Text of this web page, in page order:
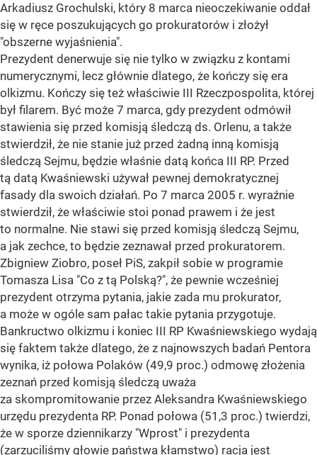
Arkadiusz Grochulski, który 8 marca nieoczekiwanie oddał
się w ręce poszukujących go prokuratorów i złożył
"obszerne wyjaśnienia".
Prezydent denerwuje się nie tylko w związku z kontami
numerycznymi, lecz głównie dlatego, że kończy się era
olkizmu. Kończy się też właściwie III Rzeczpospolita, której
był filarem. Być może 7 marca, gdy prezydent odmówił
stawienia się przed komisją śledczą ds. Orlenu, a także
stwierdził, że nie stanie już przed żadną inną komisją
śledczą Sejmu, będzie właśnie datą końca III RP. Przed
tą datą Kwaśniewski używał pewnej demokratycznej
fasady dla swoich działań. Po 7 marca 2005 r. wyraźnie
stwierdził, że właściwie stoi ponad prawem i że jest
to normalne. Nie stawi się przed komisją śledczą Sejmu,
a jak zechce, to będzie zeznawał przed prokuratorem.
Zbigniew Ziobro, poseł PiS, zakpił sobie w programie
Tomasza Lisa "Co z tą Polską?", że pewnie wcześniej
prezydent otrzyma pytania, jakie zada mu prokurator,
a może w ogóle sam pałac takie pytania przygotuje.
Bankructwo olkizmu i koniec III RP Kwaśniewskiego wydają
się faktem także dlatego, że z najnowszych badań Pentora
wynika, iż połowa Polaków (49,9 proc.) odmowę złożenia
zeznań przed komisją śledczą uważa
za skompromitowanie przez Aleksandra Kwaśniewskiego
urzędu prezydenta RP. Ponad połowa (51,3 proc.) twierdzi,
że w sporze dziennikarzy "Wprost" i prezydenta
(zarzuciliśmy głowie państwa kłamstwo) racja jest